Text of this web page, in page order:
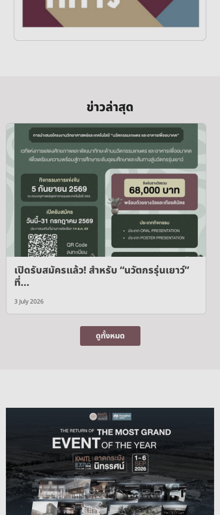
ข่าวล่าสุด
เปิดรับสมัครแล้ว! สำหรับ “นวัตกรรุ่นเยาว์”
ที่...
3 July 2026
ดูทั้งหมด